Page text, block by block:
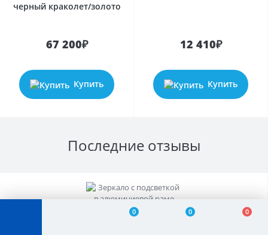
0 0 0
черный краколет/золото
67 200₽
Купить
12 410₽
Купить
Последние отзывы